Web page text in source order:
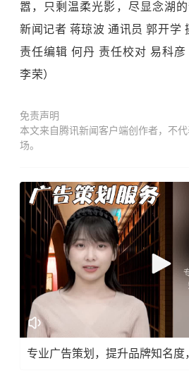
嚣，只剩温柔光影，尽显念湖
新闻记者 蒋琼波 通讯员 郭开学
责任编辑 何丹 责任校对 易科
李荣）
免责声明
本文来自腾讯新闻客户端创作者，不
场。
专业广告策划，提升品牌知名度